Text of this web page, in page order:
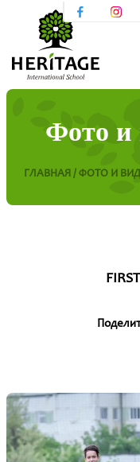
Фото и
ГЛАВНАЯ / ФОТО И